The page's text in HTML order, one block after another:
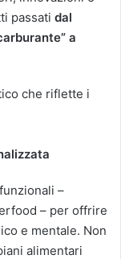
passati dal
a
che riflette i
–
– per offrire
e mentale. Non
alimentari